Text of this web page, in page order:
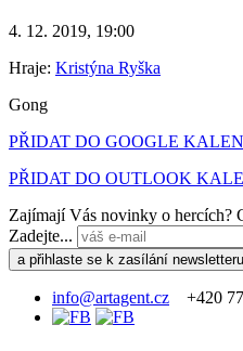
4. 12. 2019, 19:00
Hraje: Kristýna Ryška
Gong
PŘIDAT DO GOOGLE
PŘIDAT DO OUTLOOK
Zajímají Vás novinky o hercích?
Zadejte...
info@artagent.cz +420